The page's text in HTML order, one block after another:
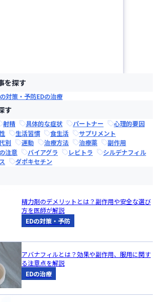
を探す
対策・予防EDの治療
す
射精 具体的な症状 パートナー
心理的要因
生活習慣 食生活
サプリメント
別 運動 治療方法 治療薬
副作用
注意 バイアグラ レビトラ
シルデナフィル
ダポキセチン
精力剤のデメリットとは？副作用や安全な選び
方を医師が解説
EDの対策・予防
アバナフィルとは？効果や副作用、服用に関す
る注意点を解説
EDの治療